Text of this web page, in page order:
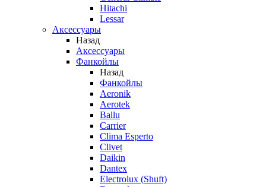
Hitachi
Lessar
Аксессуары
Назад
Аксессуары
Фанкойлы
Назад
Фанкойлы
Aeronik
Aerotek
Ballu
Carrier
Clima Esperto
Clivet
Daikin
Dantex
Electrolux (Shuft)